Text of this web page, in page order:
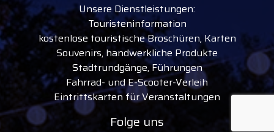
Unsere Dienstleistungen:
Touristeninformation
kostenlose touristische Broschüren, Karten
Souvenirs, handwerkliche Produkte
Stadtrundgänge, Führungen
Fahrrad- und E-Scooter-Verleih
Eintrittskarten für Veranstaltungen
Folge uns